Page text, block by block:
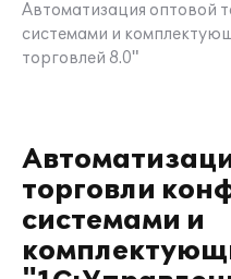
Автоматизация оптовой
системами и
торговлей 8.0"
торговли
системами и